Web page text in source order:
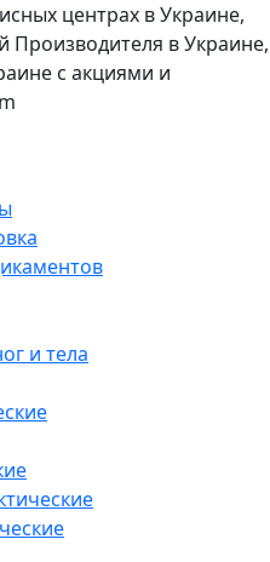
центрах в Украине,
Производителя в Украине,
с акциями и
и тела